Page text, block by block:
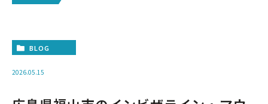
料金
〒721-0974
BLOG
2026.05.15